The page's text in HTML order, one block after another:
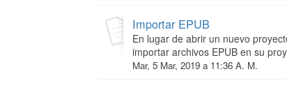
Importar EPUB
En lugar de abrir un nuevo
importar archivos EPUB en su
Mar, 5 Mar, 2019 a 11:36 A. M.